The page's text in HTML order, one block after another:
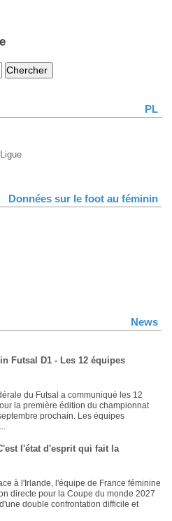
PL
Données sur le foot au féminin
News
Futsal D1 - Les 12 équipes
du Futsal a communiqué les 12
la première édition du championnat
prochain. Les équipes
l'état d'esprit qui fait la
à l'Irlande, l'équipe de France féminine
directe pour la Coupe du monde 2027
double confrontation difficile et